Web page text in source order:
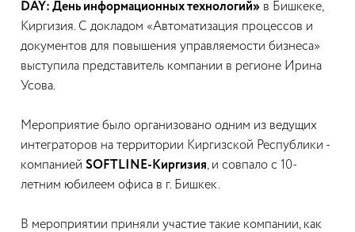
DAY: День информационных технологий» в Бишкеке,
Киргизия. С докладом «Автоматизация процессов и
документов для повышения управляемости бизнеса»
выступила представитель компании в регионе Ирина
Усова.
Мероприятие было организовано одним из ведущих
интеграторов на территории Киргизской Республики -
компанией SOFTLINE-Киргизия, и совпало с 10-
летним юбилеем офиса в г. Бишкек.
В мероприятии приняли участие такие компании, как